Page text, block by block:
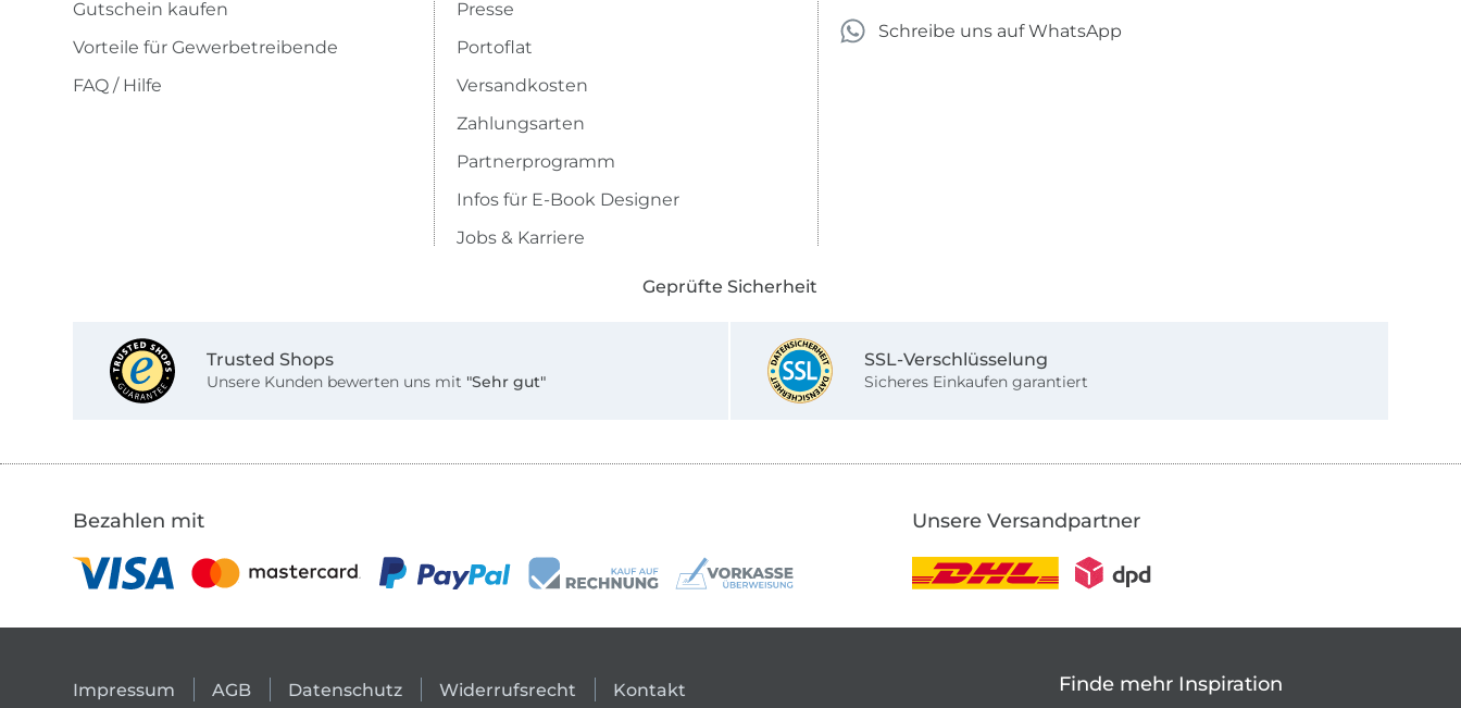
Gutschein kaufen
Vorteile für Gewerbetreibende
FAQ / Hilfe
Presse
Portoflat
Versandkosten
Zahlungsarten
Partnerprogramm
Infos für E-Book Designer
Jobs & Karriere
Schreibe uns auf WhatsApp
Geprüfte Sicherheit
Trusted Shops
Unsere Kunden bewerten uns mit "Sehr gut"
SSL-Verschlüsselung
Sicheres Einkaufen garantiert
Bezahlen mit Unsere Versandpartner
Impressum AGB Datenschutz Widerrufsrecht Kontakt Finde mehr Inspiration